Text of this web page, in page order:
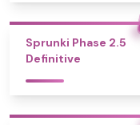
Sprunki Phase 2.5
Definitive